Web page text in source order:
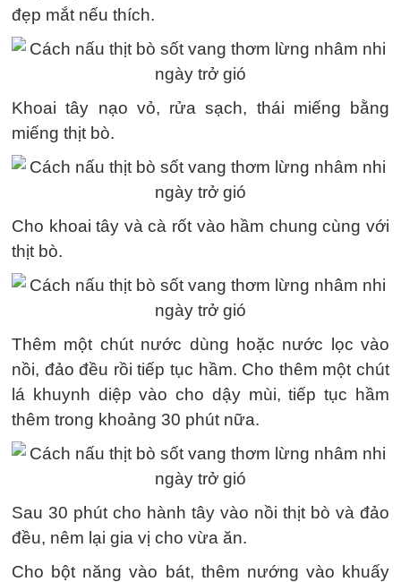
đẹp mắt nếu thích.
Khoai tây nạo vỏ, rửa sạch, thái miếng bằng
miếng thịt bò.
Cho khoai tây và cà rốt vào hầm chung cùng với
thịt bò.
Thêm một chút nước dùng hoặc nước lọc vào
nồi, đảo đều rồi tiếp tục hầm. Cho thêm một chút
lá khuynh diệp vào cho dậy mùi, tiếp tục hầm
thêm trong khoảng 30 phút nữa.
Sau 30 phút cho hành tây vào nồi thịt bò và đảo
đều, nêm lại gia vị cho vừa ăn.
Cho bột năng vào bát, thêm nướng vào khuấy